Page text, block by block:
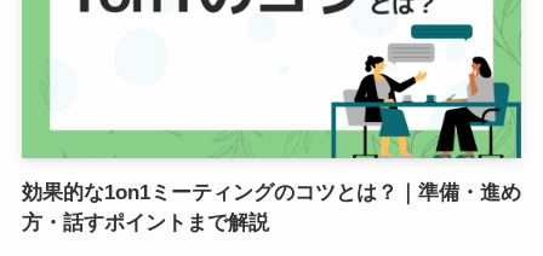
効果的な1on1ミーティングのコツとは？｜準備・進め
方・話すポイントまで解説